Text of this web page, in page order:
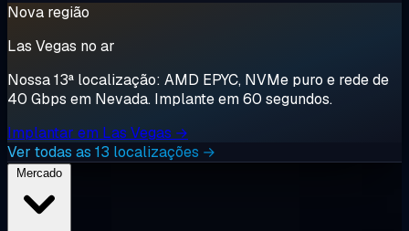
Nova região
Las Vegas no ar
Nossa 13ª localização: AMD EPYC, NVMe puro e rede de
40 Gbps em Nevada. Implante em 60 segundos.
Implantar em Las Vegas →
Ver todas as 13 localizações →